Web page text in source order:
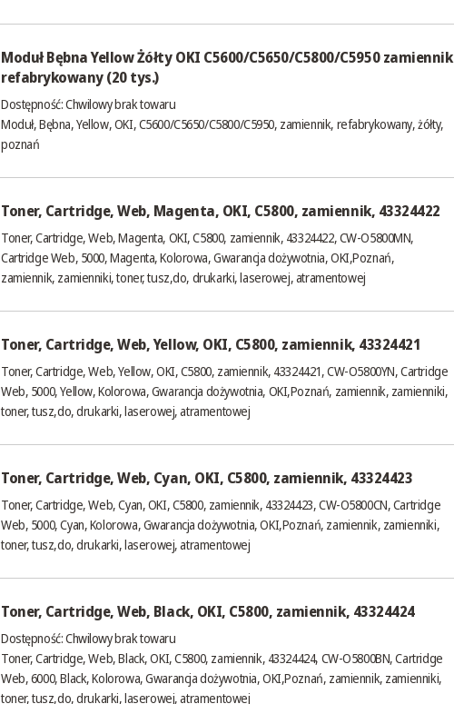
Moduł Bębna Yellow Żółty OKI C5600/C5650/C5800/C5950 zamiennik
refabrykowany (20 tys.)
Dostępność:Chwilowy brak towaru
Moduł, Bębna, Yellow, OKI, C5600/C5650/C5800/C5950, zamiennik, refabrykowany, żółty,
poznań
Toner, Cartridge, Web, Magenta, OKI, C5800, zamiennik, 43324422
Toner, Cartridge, Web, Magenta, OKI, C5800, zamiennik, 43324422, CW-O5800MN,
Cartridge Web, 5000, Magenta, Kolorowa, Gwarancja dożywotnia, OKI,Poznań,
zamiennik, zamienniki, toner, tusz,do, drukarki, laserowej, atramentowej
Toner, Cartridge, Web, Yellow, OKI, C5800, zamiennik, 43324421
Toner, Cartridge, Web, Yellow, OKI, C5800, zamiennik, 43324421, CW-O5800YN, Cartridge
Web, 5000, Yellow, Kolorowa, Gwarancja dożywotnia, OKI,Poznań, zamiennik, zamienniki,
toner, tusz,do, drukarki, laserowej, atramentowej
Toner, Cartridge, Web, Cyan, OKI, C5800, zamiennik, 43324423
Toner, Cartridge, Web, Cyan, OKI, C5800, zamiennik, 43324423, CW-O5800CN, Cartridge
Web, 5000, Cyan, Kolorowa, Gwarancja dożywotnia, OKI,Poznań, zamiennik, zamienniki,
toner, tusz,do, drukarki, laserowej, atramentowej
Toner, Cartridge, Web, Black, OKI, C5800, zamiennik, 43324424
Dostępność:Chwilowy brak towaru
Toner, Cartridge, Web, Black, OKI, C5800, zamiennik, 43324424, CW-O5800BN, Cartridge
Web, 6000, Black, Kolorowa, Gwarancja dożywotnia, OKI,Poznań, zamiennik, zamienniki,
toner, tusz,do, drukarki, laserowej, atramentowej